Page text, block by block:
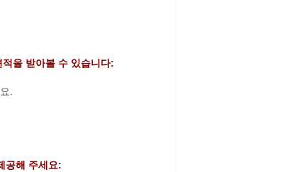
을 받아볼 수 있습니다:
.
공해 주세요: